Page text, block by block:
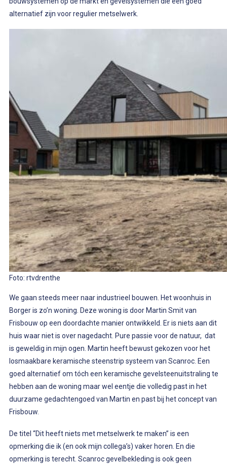
alternatief zijn voor regulier metselwerk.
Foto: rtvdrenthe
We gaan steeds meer naar industrieel bouwen. Het woonhuis in
Borger is zo’n woning. Deze woning is door Martin Smit van
Frisbouw op een doordachte manier ontwikkeld. Er is niets aan dit
huis waar niet is over nagedacht. Pure passie voor de natuur, dat
is geweldig in mijn ogen. Martin heeft bewust gekozen voor het
losmaakbare keramische steenstrip systeem van Scanroc. Een
goed alternatief om tóch een keramische gevelsteenuitstraling te
hebben aan de woning maar wel eentje die volledig past in het
duurzame gedachtengoed van Martin en past bij het concept van
Frisbouw.
De titel “Dit heeft niets met metselwerk te maken” is een
opmerking die ik (en ook mijn collega’s) vaker horen. En die
opmerking is terecht. Scanroc gevelbekleding is ook geen